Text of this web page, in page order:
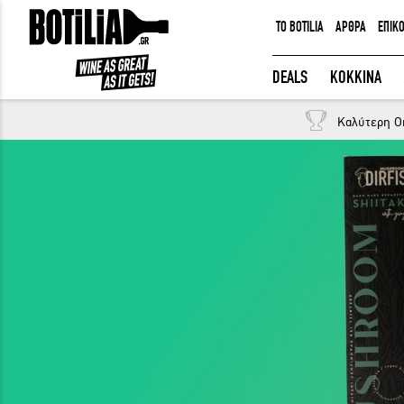
ΕΙΣΟΔΟΣ ΜΕΛΩΝ
Ξέχασα τον κωδικό μου!
TO BOTILIA ΑΡΘΡΑ
DEALS ΚΟΚΚΙΝΑ
Καλύτερη